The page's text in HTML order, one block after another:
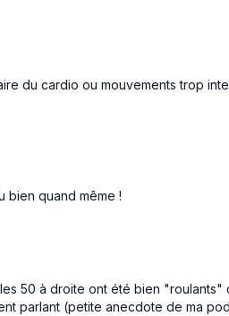
du cardio ou mouvements trop
bien quand même !
50 à droite ont été bien
parlant (petite anecdote de ma